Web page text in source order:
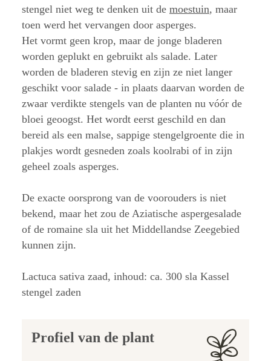
stengel niet weg te denken uit de moestuin, maar
toen werd het vervangen door asperges.
Het vormt geen krop, maar de jonge bladeren
worden geplukt en gebruikt als salade. Later
worden de bladeren stevig en zijn ze niet langer
geschikt voor salade - in plaats daarvan worden de
zwaar verdikte stengels van de planten nu vóór de
bloei geoogst. Het wordt eerst geschild en dan
bereid als een malse, sappige stengelgroente die in
plakjes wordt gesneden zoals koolrabi of in zijn
geheel zoals asperges.
De exacte oorsprong van de voorouders is niet
bekend, maar het zou de Aziatische aspergesalade
of de romaine sla uit het Middellandse Zeegebied
kunnen zijn.
Lactuca sativa zaad, inhoud: ca. 300 sla Kassel
stengel zaden
Profiel van de plant